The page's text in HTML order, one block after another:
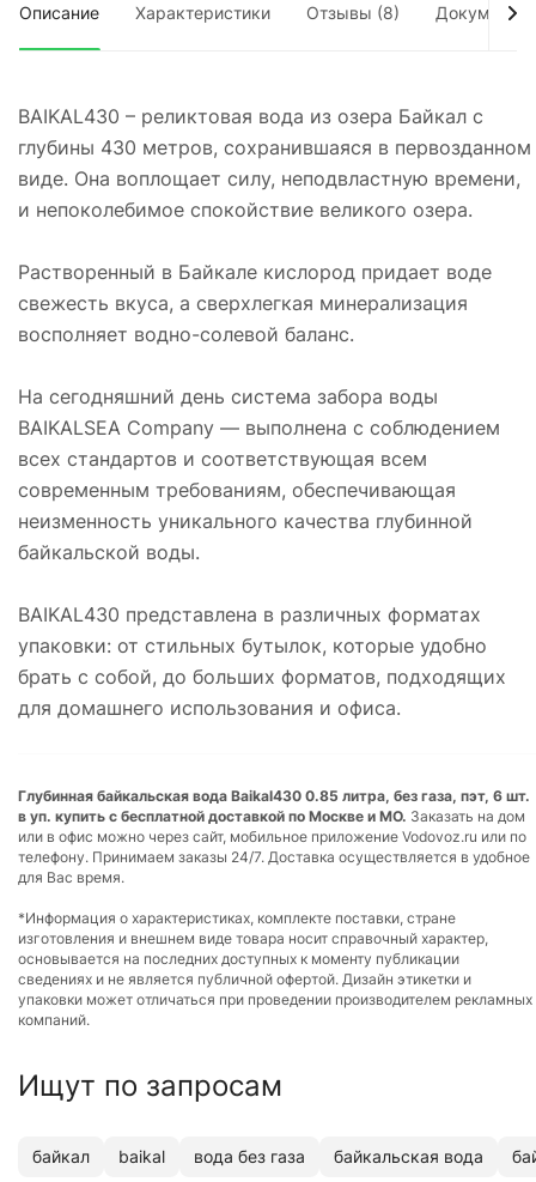
Описание Характеристики Отзывы (8) Документы
BAIKAL430 – реликтовая вода из озера Байкал с
глубины 430 метров, сохранившаяся в первозданном
виде. Она воплощает силу, неподвластную времени,
и непоколебимое спокойствие великого озера.
Растворенный в Байкале кислород придает воде
свежесть вкуса, а сверхлегкая минерализация
восполняет водно-солевой баланс.
На сегодняшний день система забора воды
BAIKALSEA Company — выполнена с соблюдением
всех стандартов и соответствующая всем
современным требованиям, обеспечивающая
неизменность уникального качества глубинной
байкальской воды.
BAIKAL430 представлена в различных форматах
упаковки: от стильных бутылок, которые удобно
брать с собой, до больших форматов, подходящих
для домашнего использования и офиса.
Глубинная байкальская вода Baikal430 0.85 литра, без газа, пэт, 6 шт.
в уп. купить с бесплатной доставкой по Москве и МО. Заказать на дом
или в офис можно через сайт, мобильное приложение Vodovoz.ru или по
телефону. Принимаем заказы 24/7. Доставка осуществляется в удобное
для Вас время.
*Информация о характеристиках, комплекте поставки, стране
изготовления и внешнем виде товара носит справочный характер,
основывается на последних доступных к моменту публикации
сведениях и не является публичной офертой. Дизайн этикетки и
упаковки может отличаться при проведении производителем рекламных
компаний.
Ищут по запросам
байкал baikal вода без газа байкальская вода